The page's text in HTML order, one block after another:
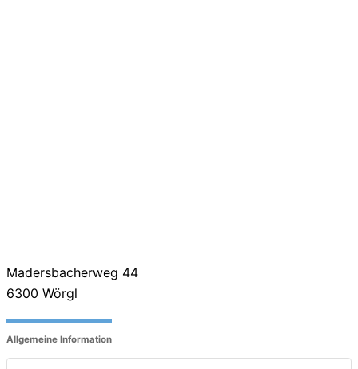
Madersbacherweg 44
6300 Wörgl
Allgemeine Information